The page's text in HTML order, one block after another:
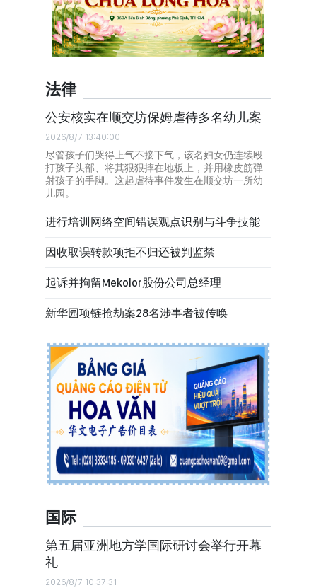
法律
公安核实在顺交坊保姆虐待多名幼儿案
2026/8/7 13:40:00
尽管孩子们哭得上气不接下气，该名妇女仍连续殴
打孩子头部、将其狠狠摔在地板上，并用橡皮筋弹
射孩子的手脚。这起虐待事件发生在顺交坊一所幼
儿园。
进行培训网络空间错误观点识别与斗争技能
因收取误转款项拒不归还被判监禁
起诉并拘留Mekolor股份公司总经理
新华园项链抢劫案28名涉事者被传唤
国际
第五届亚洲地方学国际研讨会举行开幕
礼
2026/8/7 10:37:31